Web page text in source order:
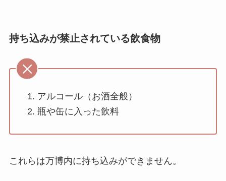
持ち込みが禁止されている飲食物
アルコール（お酒全般）
瓶や缶に入った飲料
これらは万博内に持ち込みができません。